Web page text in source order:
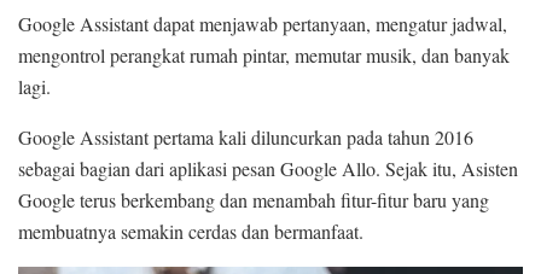
Google Assistant dapat menjawab pertanyaan, mengatur jadwal,
mengontrol perangkat rumah pintar, memutar musik, dan banyak
lagi.
Google Assistant pertama kali diluncurkan pada tahun 2016
sebagai bagian dari aplikasi pesan Google Allo. Sejak itu, Asisten
Google terus berkembang dan menambah fitur-fitur baru yang
membuatnya semakin cerdas dan bermanfaat.